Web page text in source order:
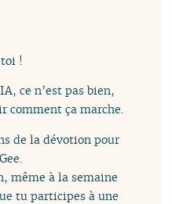
!
ce n’est pas bien,
comment ça marche.
de la dévotion pour
même à la semaine
tu participes à une